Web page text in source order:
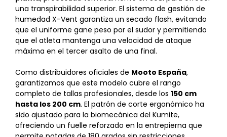
una transpirabilidad superior. El sistema de gestión de
humedad X-Vent garantiza un secado flash, evitando
que el uniforme gane peso por el sudor y permitiendo
que el atleta mantenga una velocidad de ataque
máxima en el tercer asalto de una final.
Como distribuidores oficiales de Mooto España,
garantizamos que este modelo cubre el rango
completo de tallas profesionales, desde los 150 cm
hasta los 200 cm. El patrón de corte ergonómico ha
sido ajustado para la biomecánica del Kumite,
ofreciendo un fuelle reforzado en la entrepierna que